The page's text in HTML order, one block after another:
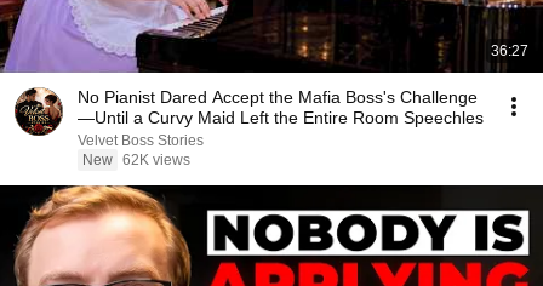
36:27
No Pianist Dared Accept the Mafia Boss's Challenge
—Until a Curvy Maid Left the Entire Room Speechles
Velvet Boss Stories
New 62K views